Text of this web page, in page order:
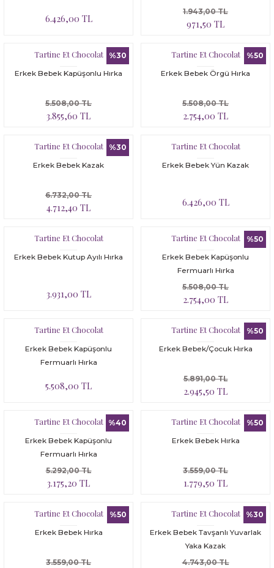
6.426,00 TL 971,50 TL
1.943,00 TL
%30
Tartine Et Chocolat
Erkek Bebek Kapüşonlu Hırka
3.855,60 TL
5.508,00 TL
%50
Tartine Et Chocolat
Erkek Bebek Örgü Hırka
2.754,00 TL
5.508,00 TL
%30
Tartine Et Chocolat
Erkek Bebek Kazak
4.712,40 TL
6.732,00 TL
Tartine Et Chocolat
Erkek Bebek Yün Kazak
6.426,00 TL
Tartine Et Chocolat
Erkek Bebek Kutup Ayılı Hırka
3.931,00 TL
%50
Tartine Et Chocolat
Erkek Bebek Kapüşonlu
Fermuarlı Hırka
2.754,00 TL
5.508,00 TL
Tartine Et Chocolat
Erkek Bebek Kapüşonlu
Fermuarlı Hırka
5.508,00 TL
%50
Tartine Et Chocolat
Erkek Bebek/Çocuk Hırka
2.945,50 TL
5.891,00 TL
%40
Tartine Et Chocolat
Erkek Bebek Kapüşonlu
Fermuarlı Hırka
3.175,20 TL
5.292,00 TL
%50
Tartine Et Chocolat
Erkek Bebek Hırka
1.779,50 TL
3.559,00 TL
%50
Tartine Et Chocolat
Erkek Bebek Hırka
3.559,00 TL
%30
Tartine Et Chocolat
Erkek Bebek Tavşanlı Yuvarlak
Yaka Kazak
4.743,00 TL